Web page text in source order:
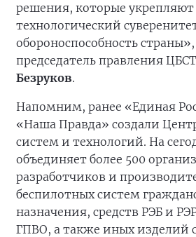
решения, которые укрепляют
технологический
обороноспособность
председатель правления ЦБСТ
Безруков.
Напомним, ранее «Единая
«Наша Правда» создали
систем и технологий. На
объединяет более 500
разработчиков и
беспилотных систем
назначения, средств РЭБ и
ГПВО, а также иных изделий